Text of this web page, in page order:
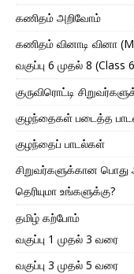
கணிதம் அறிவோம்
கணிதம் வினாடி வினா
வகுப்பு 6 முதல் 8 (Class
குருவிரொட்டி
குழந்தைகள் படைத்த
குழந்தைப் பாடல்கள்
சிறுவர்களுக்கான பொது
தெரியுமா உங்களுக்கு?
தமிழ் கற்போம்
வகுப்பு 1 முதல் 3 வரை
வகுப்பு 3 முதல் 5 வரை